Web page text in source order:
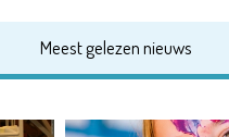
Meest gelezen nieuws